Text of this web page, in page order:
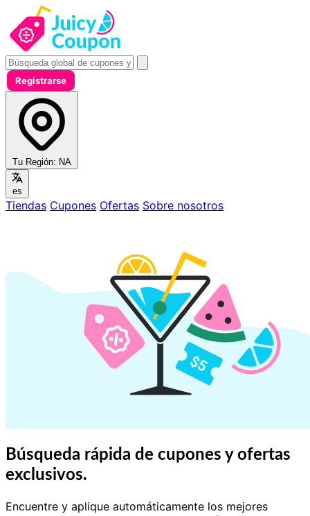
Registrarse
Tu Región: NA
es
Tiendas Cupones Ofertas Sobre nosotros
Búsqueda rápida de cupones y ofertas
exclusivos.
Encuentre y aplique automáticamente los mejores